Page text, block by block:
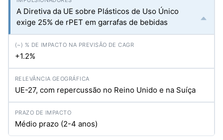
A Diretiva da UE sobre Plásticos de Uso Único
exige 25% de rPET em garrafas de bebidas
+1.2%
UE-27, com repercussão no Reino Unido e na Suíça
Médio prazo (2-4 anos)